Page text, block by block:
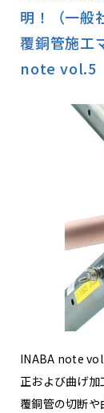
明！（一般
覆銅管施工
note vol.5
INABA note
正および曲げ
覆銅管の切断